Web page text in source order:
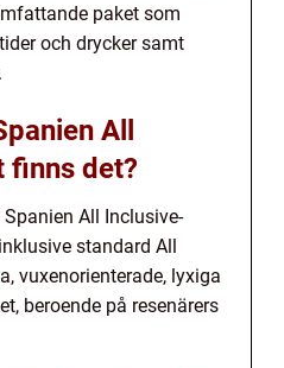
paket som
och drycker samt
All
finns det?
All Inclusive-
standard All
vuxenorienterade, lyxiga
beroende på resenärers